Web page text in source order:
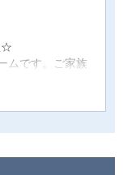
☆
ムです。ご家族
た寝具等もご用